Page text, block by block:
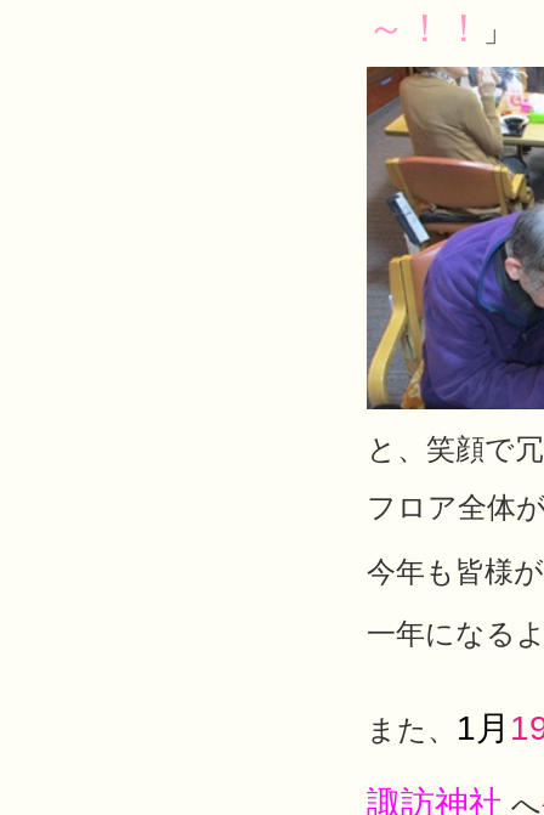
～！！
」
と、笑顔で
フロア全体
今年も皆様
一年になる
また、 1月
諏訪神社 へ